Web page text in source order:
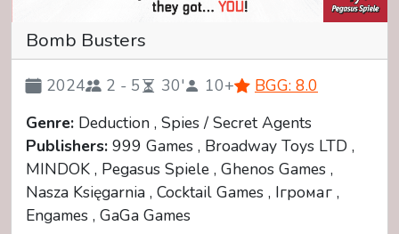
Bomb Busters
2024 2 - 5 30' 10+
BGG: 8.0
Genre: Deduction , Spies / Secret Agents
Publishers: 999 Games , Broadway Toys LTD ,
MINDOK , Pegasus Spiele , Ghenos Games ,
Nasza Księgarnia , Cocktail Games , Ігромаг ,
Engames , GaGa Games